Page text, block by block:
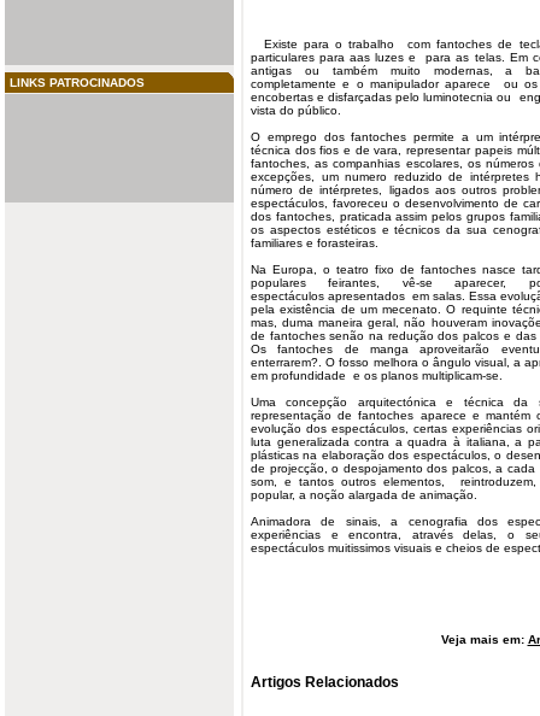
LINKS PATROCINADOS
Existe para o trabalho com fantoches de
particulares para aas luzes e para as telas. Em
antigas ou também muito modernas, a
completamente e o manipulador aparece ou
encobertas e disfarçadas pelo luminotecnia ou
vista do público.
O emprego dos fantoches permite a um
técnica dos fios e de vara, representar papeis
fantoches, as companhias escolares, os
excepções, um numero reduzido de intérpretes
número de intérpretes, ligados aos outros
espectáculos, favoreceu o desenvolvimentode
dos fantoches, praticada assim pelos grupos
os aspectos estéticos e técnicos da sua
familiares e forasteiras.
Na Europa, o teatro fixo de fantoches nasce
populares feirantes, vê-se aparecer,
espectáculos apresentados em salas. Essa
pela existência de um mecenato. O requinte
mas, duma maneira geral, não houveram
de fantoches senão na redução dos palcos e
Os fantoches de manga aproveitarão
enterrarem?. O fosso melhora o ângulo visual, a
em profundidade e os planos multiplicam-se.
Uma concepção arquitectónica e técnica
representação de fantoches aparece e
evolução dos espectáculos, certas experiências
luta generalizada contra a quadra à italiana, a
plásticas na elaboração dos espectáculos, o
de projecção, o despojamento dos palcos, a
som, e tantos outros elementos,
popular, a noção alargada de animação.
Animadora de sinais, a cenografia dos
experiências e encontra, através delas, o
espectáculos muitissimos visuais e cheios de
Veja mais em:
Artigos Relacionados